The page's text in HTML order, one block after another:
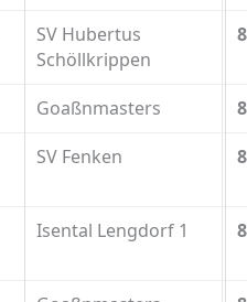
SV Hubertus
Schöllkrippen
Goaßnmasters
SV Fenken
Isental Lengdorf 1